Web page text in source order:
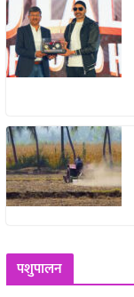
पशुपालन